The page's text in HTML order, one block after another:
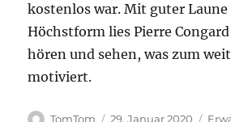
kostenlos war. Mit guter
Höchstform lies Pierre
hören und sehen, was zum
motiviert.
Autor
TomTom
Veröffentlicht
29. Januar 2020